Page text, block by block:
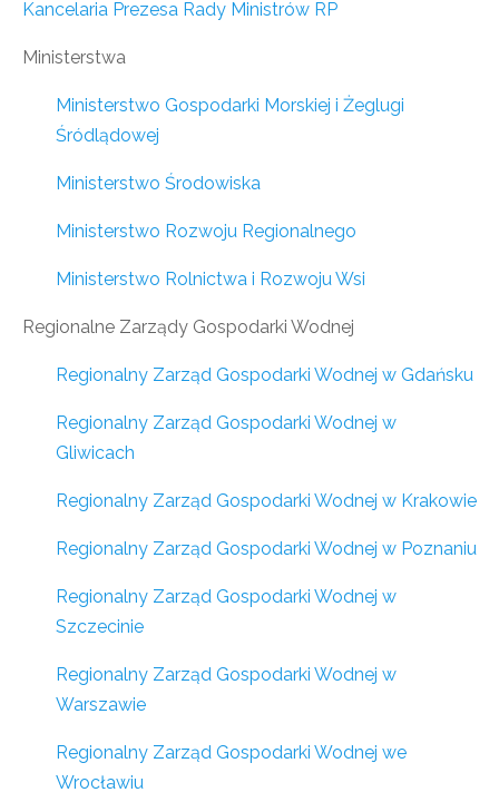
Kancelaria Prezesa Rady Ministrów RP
Ministerstwa
Ministerstwo Gospodarki Morskiej i Żeglugi
Śródlądowej
Ministerstwo Środowiska
Ministerstwo Rozwoju Regionalnego
Ministerstwo Rolnictwa i Rozwoju Wsi
Regionalne Zarządy Gospodarki Wodnej
Regionalny Zarząd Gospodarki Wodnej w Gdańsku
Regionalny Zarząd Gospodarki Wodnej w
Gliwicach
Regionalny Zarząd Gospodarki Wodnej w Krakowie
Regionalny Zarząd Gospodarki Wodnej w Poznaniu
Regionalny Zarząd Gospodarki Wodnej w
Szczecinie
Regionalny Zarząd Gospodarki Wodnej w
Warszawie
Regionalny Zarząd Gospodarki Wodnej we
Wrocławiu